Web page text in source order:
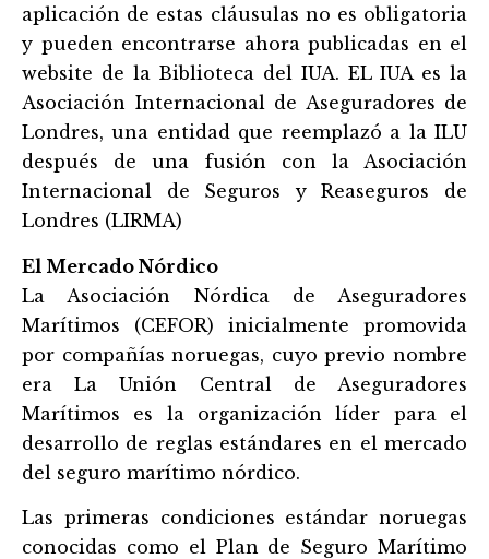
aplicación de estas cláusulas no es obligatoria
y pueden encontrarse ahora publicadas en el
website de la Biblioteca del IUA. EL IUA es la
Asociación Internacional de Aseguradores de
Londres, una entidad que reemplazó a la ILU
después de una fusión con la Asociación
Internacional de Seguros y Reaseguros de
Londres (LIRMA)
El Mercado Nórdico
La Asociación Nórdica de Aseguradores
Marítimos (CEFOR) inicialmente promovida
por compañías noruegas, cuyo previo nombre
era La Unión Central de Aseguradores
Marítimos es la organización líder para el
desarrollo de reglas estándares en el mercado
del seguro marítimo nórdico.
Las primeras condiciones estándar noruegas
conocidas como el Plan de Seguro Marítimo